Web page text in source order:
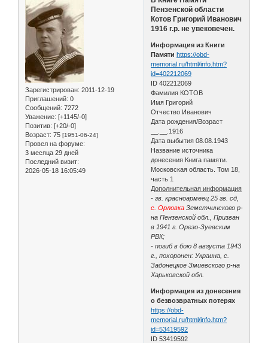
Зарегистрирован: 2011-12-19
Приглашений: 0
Сообщений: 7272
Уважение: [+1145/-0]
Позитив: [+20/-0]
Возраст: 75 [1951-06-24]
Провел на форуме:
3 месяца 29 дней
Последний визит:
2026-05-18 16:05:49
Пензенской области
Котов Григорий Иванович
1916 г.р. не увековечен.
Информация из Книги
Памяти https://obd-
memorial.ru/html/info.htm?
id=402212069
ID 402212069
Фамилия КОТОВ
Имя Григорий
Отчество Иванович
Дата рождения/Возраст
__.__.1916
Дата выбытия 08.08.1943
Название источника
донесения Книга памяти.
Московская область. Том 18,
часть 1
Дополнительная информация
- гв. красноармеец 25 гв. сд,
с. Орловка Земетчинского р-
на Пензенской обл., Призван
в 1941 г. Орезо-Зуевским
РВК;
- погиб в бою 8 августа 1943
г., похоронен: Украина, с.
Задонецкое Змиевского р-на
Харьковской обл.
Информация из донесения
о безвозвратных потерях
https://obd-
memorial.ru/html/info.htm?
id=53419592
ID 53419592